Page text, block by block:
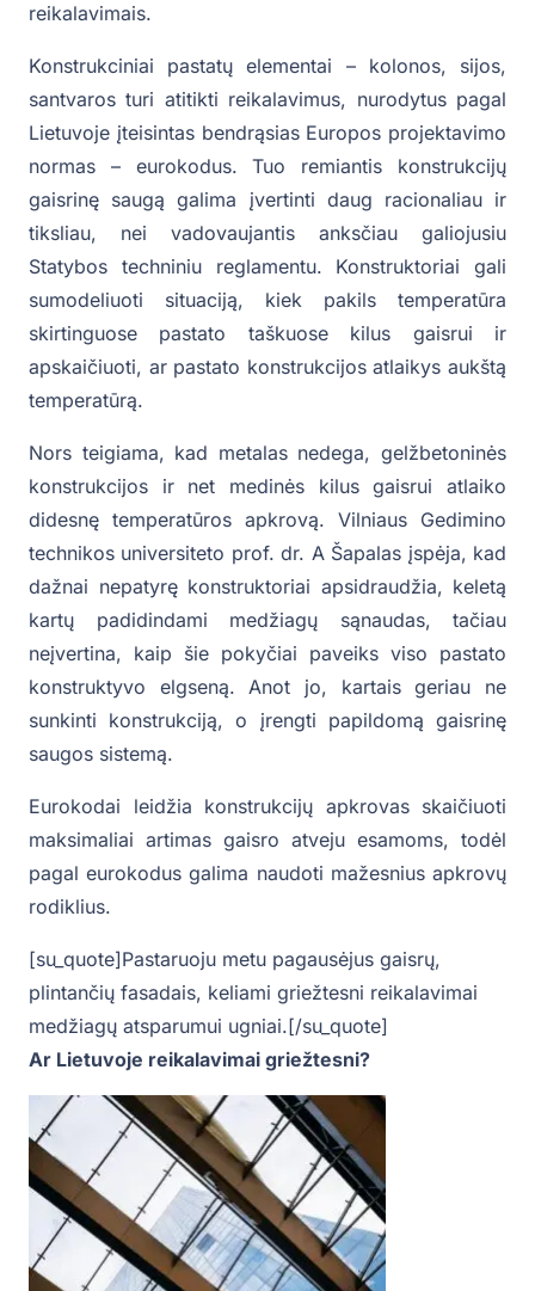
reikalavimais.
Konstrukciniai pastatų elementai – kolonos, sijos,
santvaros turi atitikti reikalavimus, nurodytus pagal
Lietuvoje įteisintas bendrąsias Europos projektavimo
normas – eurokodus. Tuo remiantis konstrukcijų
gaisrinę saugą galima įvertinti daug racionaliau ir
tiksliau, nei vadovaujantis anksčiau galiojusiu
Statybos techniniu reglamentu. Konstruktoriai gali
sumodeliuoti situaciją, kiek pakils temperatūra
skirtinguose pastato taškuose kilus gaisrui ir
apskaičiuoti, ar pastato konstrukcijos atlaikys aukštą
temperatūrą.
Nors teigiama, kad metalas nedega, gelžbetoninės
konstrukcijos ir net medinės kilus gaisrui atlaiko
didesnę temperatūros apkrovą. Vilniaus Gedimino
technikos universiteto prof. dr. A Šapalas įspėja, kad
dažnai nepatyrę konstruktoriai apsidraudžia, keletą
kartų padidindami medžiagų sąnaudas, tačiau
neįvertina, kaip šie pokyčiai paveiks viso pastato
konstruktyvo elgseną. Anot jo, kartais geriau ne
sunkinti konstrukciją, o įrengti papildomą gaisrinę
saugos sistemą.
Eurokodai leidžia konstrukcijų apkrovas skaičiuoti
maksimaliai artimas gaisro atveju esamoms, todėl
pagal eurokodus galima naudoti mažesnius apkrovų
rodiklius.
[su_quote]Pastaruoju metu pagausėjus gaisrų,
plintančių fasadais, keliami griežtesni reikalavimai
medžiagų atsparumui ugniai.[/su_quote]
Ar Lietuvoje reikalavimai griežtesni?